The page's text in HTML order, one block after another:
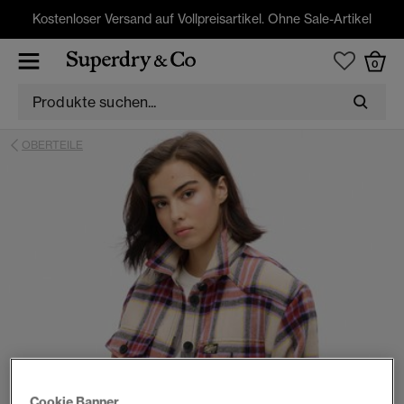
Kostenloser Versand auf Vollpreisartikel. Ohne Sale-Artikel
0
OBERTEILE